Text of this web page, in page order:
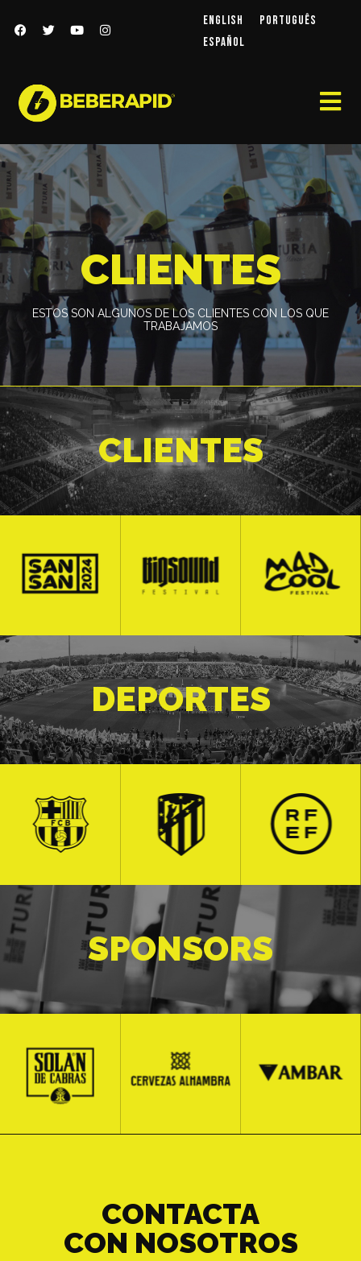
English
Português
Español
CLIENTES
ESTOS SON ALGUNOS DE LOS CLIENTES CON LOS QUE
TRABAJAMOS
CLIENTES
DEPORTES
SPONSORS
CONTACTA
CON NOSOTROS